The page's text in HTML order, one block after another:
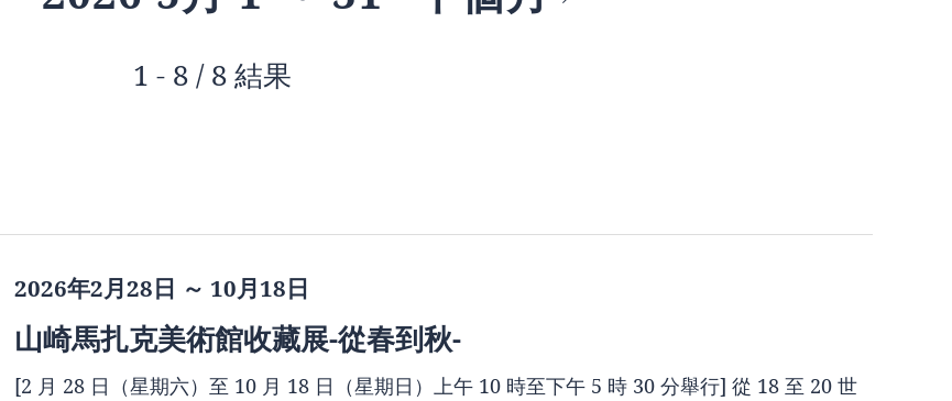
1 - 8 / 8 結果
2026年2月28日 ～ 10月18日
山崎馬扎克美術館收藏展-從春到秋-
[2 月 28 日（星期六）至 10 月 18 日（星期日）上午 10 時至下午 5 時 30 分舉行] 從 18 至 20 世